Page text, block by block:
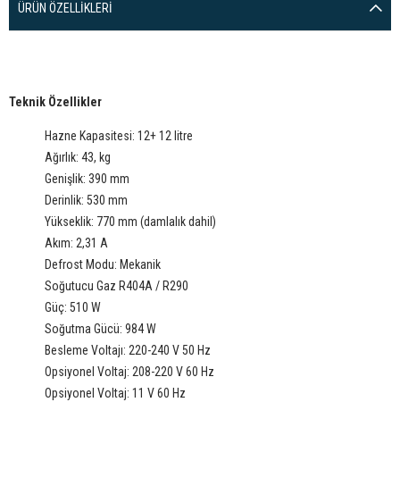
ÜRÜN ÖZELLIKLERI
Teknik Özellikler
Hazne Kapasitesi: 12+ 12 litre
Ağırlık: 43, kg
Genişlik: 390 mm
Derinlik: 530 mm
Yükseklik: 770 mm (damlalık dahil)
Akım: 2,31 A
Defrost Modu: Mekanik
Soğutucu Gaz R404A / R290
Güç: 510 W
Soğutma Gücü: 984 W
Besleme Voltajı: 220-240 V 50 Hz
Opsiyonel Voltaj: 208-220 V 60 Hz
Opsiyonel Voltaj: 11 V 60 Hz